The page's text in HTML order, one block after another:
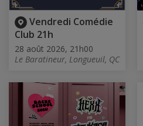
Vendredi Comédie
Club 21h
28 août 2026, 21h00
Le Baratineur, Longueuil, QC